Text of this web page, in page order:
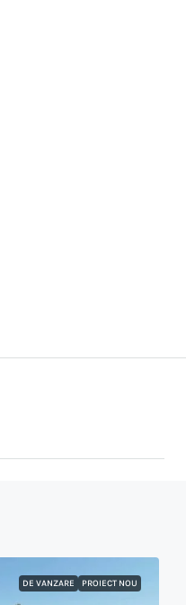
DE VANZARE PROIECT NOU